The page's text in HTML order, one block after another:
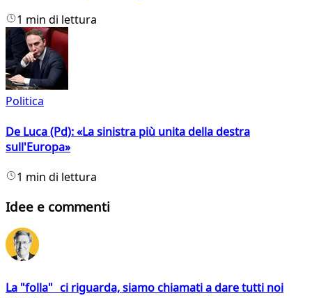
1 min di lettura
Politica
De Luca (Pd): «La sinistra più unita della destra
sull'Europa»
1 min di lettura
Idee e commenti
La "folla" ci riguarda, siamo chiamati a dare tutti noi